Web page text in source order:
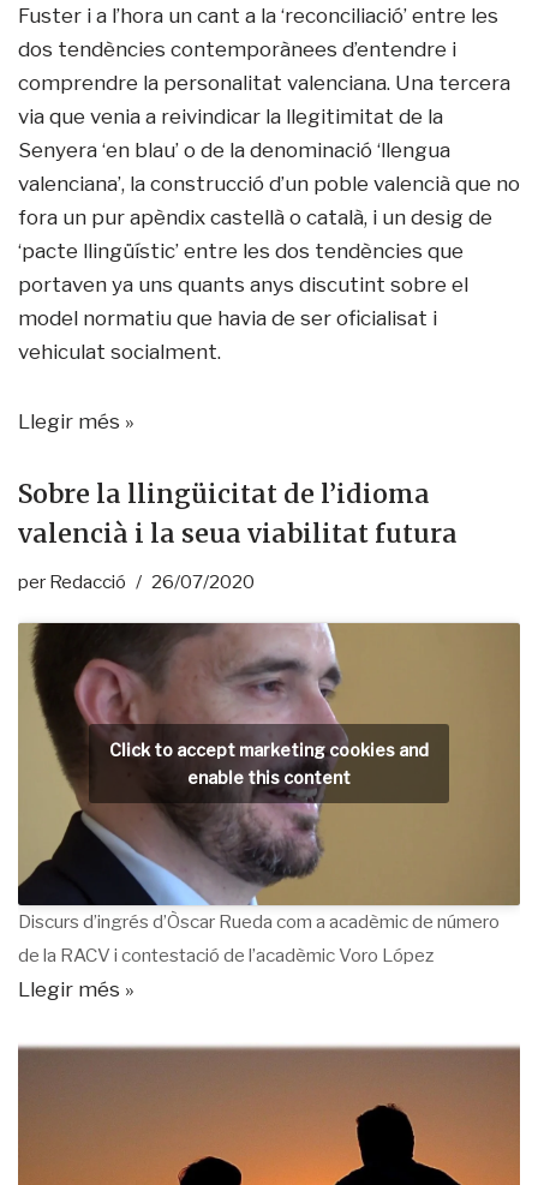
Fuster i a l’hora un cant a la ‘reconciliació’ entre les
dos tendències contemporànees d’entendre i
comprendre la personalitat valenciana. Una tercera
via que venia a reivindicar la llegitimitat de la
Senyera ‘en blau’ o de la denominació ‘llengua
valenciana’, la construcció d’un poble valencià que no
fora un pur apèndix castellà o català, i un desig de
‘pacte llingüístic’ entre les dos tendències que
portaven ya uns quants anys discutint sobre el
model normatiu que havia de ser oficialisat i
vehiculat socialment.
Llegir més »
Sobre la llingüicitat de l’idioma
valencià i la seua viabilitat futura
per Redacció 26/07/2020
Click to accept marketing cookies and
enable this content
Discurs d’ingrés d’Òscar Rueda com a acadèmic de número
de la RACV i contestació de l’acadèmic Voro López
Llegir més »